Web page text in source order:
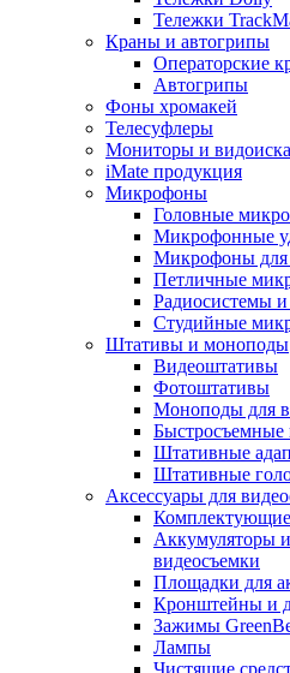
Тележки
Краны и автогрипы
Операторские
Автогрипы
Фоны хромакей
Телесуфлеры
Мониторы и
iMate продукция
Микрофоны
Головные
Микрофонные
Микрофоны для
Петличные
Радиосистемы
Студийные
Штативы и моноподы
Видеоштативы
Фотоштативы
Моноподы для
Быстросъемные
Штативные
Штативные
Аксессуары для
Аккумуляторы
видеосъемки
Площадки для
Кронштейны и
Зажимы
Лампы
Чистящие